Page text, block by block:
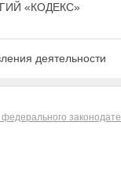
«КОДЕКС»
деятельности